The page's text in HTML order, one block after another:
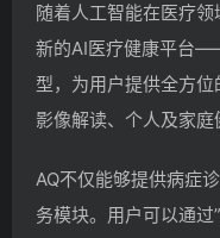
随着人工智能在医疗
新的AI医疗健康平台
型，为用户提供全方位
影像解读、个人及家庭
AQ不仅能够提供病症
务模块。用户可以通过